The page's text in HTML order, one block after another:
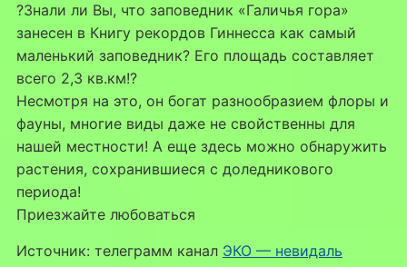
?Знали ли Вы, что заповедник «Галичья гора»
занесен в Книгу рекордов Гиннесса как самый
маленький заповедник? Его площадь составляет
всего 2,3 кв.км!?
Несмотря на это, он богат разнообразием флоры и
фауны, многие виды даже не свойственны для
нашей местности! А еще здесь можно обнаружить
растения, сохранившиеся с доледникового
периода!
Приезжайте любоваться
Источник: телеграмм канал ЭКО — невидаль